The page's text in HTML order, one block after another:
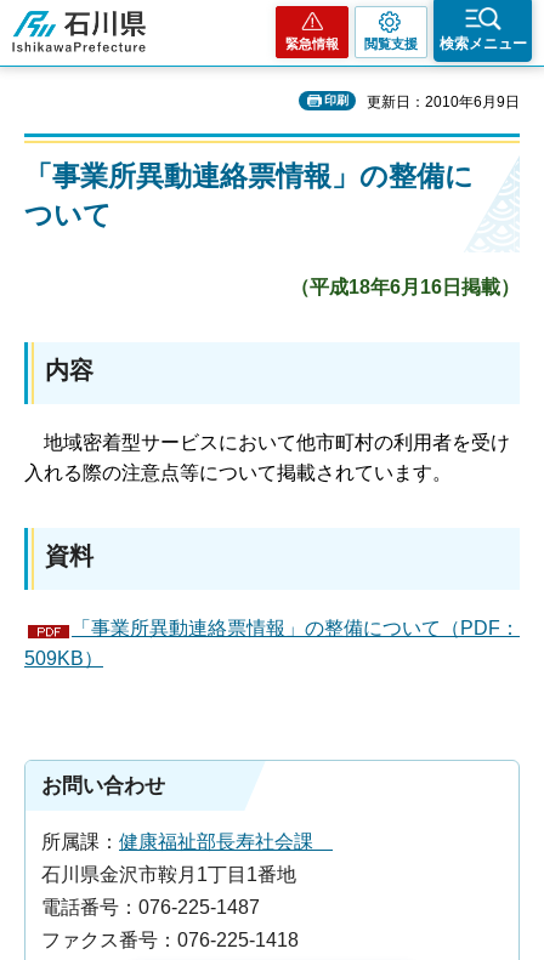
石川県
緊急情報 閲覧支援 検索メニュー
印刷 更新日：2010年6月9日
「事業所異動連絡票情報」の整備に
ついて
（平成18年6月16日掲載）
内容
地域密着型サービスにおいて他市町村の利用者を受け
入れる際の注意点等について掲載されています。
資料
「事業所異動連絡票情報」の整備について（PDF：
509KB）
お問い合わせ
所属課： 健康福祉部長寿社会課
石川県金沢市鞍月1丁目1番地
電話番号：076-225-1487
ファクス番号：076-225-1418